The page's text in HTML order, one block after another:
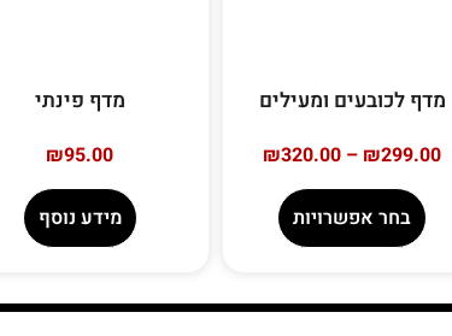
מדף לכובעים ומעילים
₪299.00
–
₪320.00
בחר אפשרויות
מדף פינתי
₪95.00
מידע נוסף